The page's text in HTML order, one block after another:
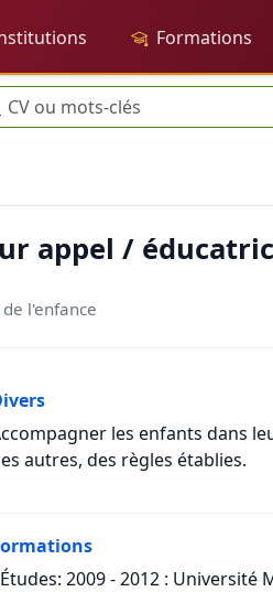
Formations
de l'enfance
appel /
l'enfance
les enfants dans
autres, des règles établies.
2009 - 2012 : Université